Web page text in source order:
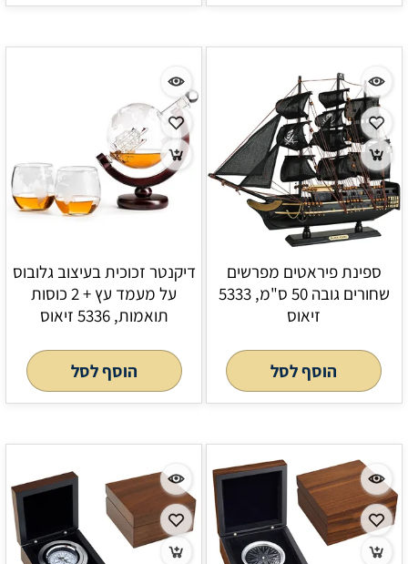
ספינת פיראטים מפרשים
שחורים גובה 50 ס"מ, 5333
זיאוס
הוסף לסל
דיקנטר זכוכית בעיצוב גלובוס
על מעמד עץ + 2 כוסות
תואמות, 5336 זיאוס
הוסף לסל